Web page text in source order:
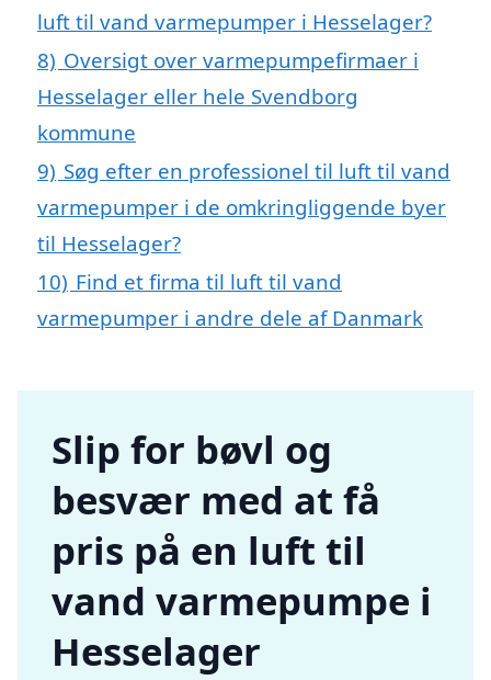
luft til vand varmepumper i Hesselager?
8) Oversigt over varmepumpefirmaer i
Hesselager eller hele Svendborg
kommune
9) Søg efter en professionel til luft til vand
varmepumper i de omkringliggende byer
til Hesselager?
10) Find et firma til luft til vand
varmepumper i andre dele af Danmark
Slip for bøvl og
besvær med at få
pris på en luft til
vand varmepumpe i
Hesselager